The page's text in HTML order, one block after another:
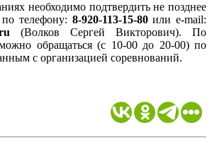
необходимо подтвердить не позднее
телефону: 8-920-113-15-80или e-mail:
(Волков Сергей Викторович). По
обращаться (с 10-00 до 20-00) по
с организацией соревнований.